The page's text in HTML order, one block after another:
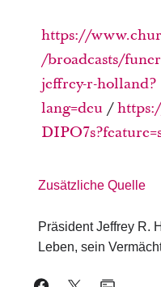
https://
/broadcasts/
jeffrey-r-holland?
lang=deu /
Zusätzliche Quelle
Präsident Jeffrey R.
Leben, sein